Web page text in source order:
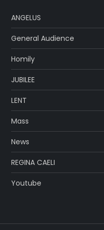
ANGELUS
General Audience
Homily
JUBILEE
LENT
Mass
News
REGINA CAELI
Youtube